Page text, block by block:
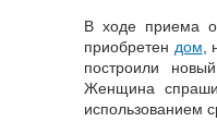
В ходе приема
приобретен дом
построили
Женщина
использованием